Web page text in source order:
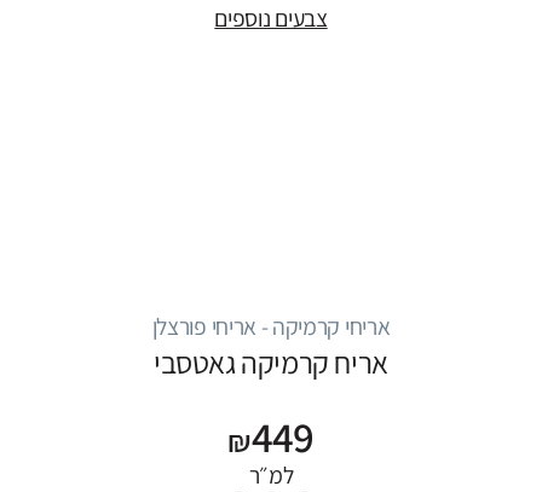
צבעים נוספים
אריחי קרמיקה - אריחי פורצלן
אריח קרמיקה גאטסבי
₪449
למ״ר